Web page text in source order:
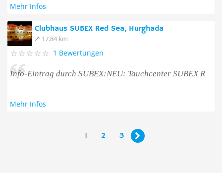
Mehr Infos
Clubhaus SUBEX Red Sea, Hurghada
17.84 km
1 Bewertungen
Info-Eintrag durch SUBEX:NEU: Tauchcenter SUBEX R
Mehr Infos
1 2 3 